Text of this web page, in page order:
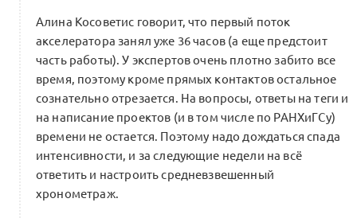
Алина Косоветис говорит, что первый поток
акселератора занял уже 36 часов (а еще предстоит
часть работы). У экспертов очень плотно забито все
время, поэтому кроме прямых контактов остальное
сознательно отрезается. На вопросы, ответы на теги и
на написание проектов (и в том числе по РАНХиГСу)
времени не остается. Поэтому надо дождаться спада
интенсивности, и за следующие недели на всё
ответить и настроить средневзвешенный
хронометраж.